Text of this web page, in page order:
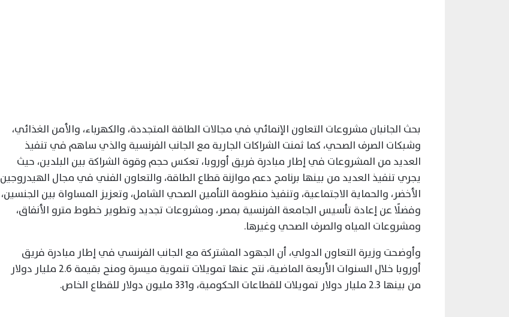
بحث الجانبان مشروعات التعاون الإنمائي في مجالات الطاقة المتجددة، والكهرباء، والأمن الغذائي،
وشبكات الصرف الصحي، كما ثمنت الشراكات الجارية مع الجانب الفرنسية والذي ساهم في تنفيذ
العديد من المشروعات في إطار مبادرة فريق أوروبا، تعكس حجم وقوة الشراكة بين البلدين، حيث
يجري تنفيذ العديد من بينها برنامج دعم موازنة قطاع الطاقة، والتعاون الفني في مجال الهيدروجين
الأخضر، والحماية الاجتماعية، وتنفيذ منظومة التأمين الصحي الشامل، وتعزيز المساواة بين الجنسين،
وفضلًا عن إعادة تأسيس الجامعة الفرنسية بمصر، ومشروعات تجديد وتطوير خطوط مترو الأنفاق،
ومشروعات المياه والصرف الصحي وغيرها.
وأوضحت وزيرة التعاون الدولي، أن الجهود المشتركة مع الجانب الفرنسي في إطار مبادرة فريق
أوروبا خلال السنوات الأربعة الماضية، نتج عنها تمويلات تنموية ميسرة ومنح بقيمة 2.6 مليار دولار
من بينها 2.3 مليار دولار تمويلات للقطاعات الحكومية، و331 مليون دولار للقطاع الخاص.